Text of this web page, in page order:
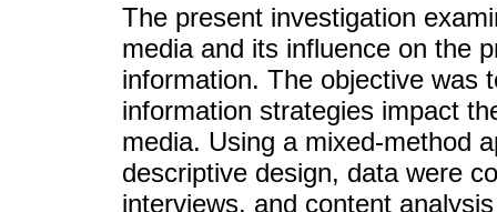
The present investigation
media and its influence on the
information. The objective was
information strategies impact
media. Using a mixed-method
descriptive design, data were
interviews, and content